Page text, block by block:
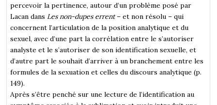
percevoir la pertinence, autour d’un problème posé par
Lacan dans Les non-dupes errent– et non résolu – qui
concernent l’articulation de la position analytique et du
sexuel, avec d’une part la corrélation entre le s’autoriser
analyste et le s’autoriser de son identification sexuelle, et
d’autre part le souhait d’arriver à un branchement entre les
formules de la sexuation et celles du discours analytique (p.
149).
Après s’être penché sur une lecture de l’identification au